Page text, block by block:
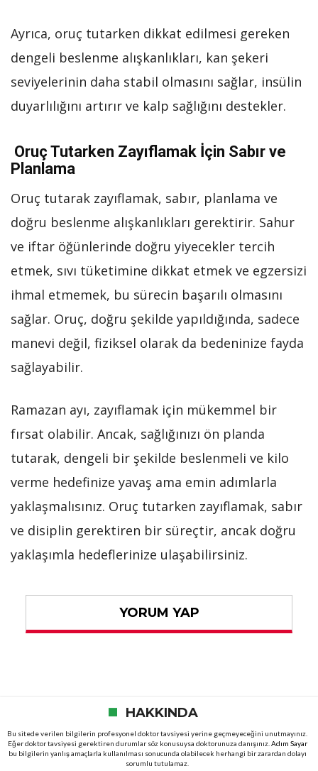
Ayrıca, oruç tutarken dikkat edilmesi gereken
dengeli beslenme alışkanlıkları, kan şekeri
seviyelerinin daha stabil olmasını sağlar, insülin
duyarlılığını artırır ve kalp sağlığını destekler.
Oruç Tutarken Zayıflamak İçin Sabır ve
Planlama
Oruç tutarak zayıflamak, sabır, planlama ve
doğru beslenme alışkanlıkları gerektirir. Sahur
ve iftar öğünlerinde doğru yiyecekler tercih
etmek, sıvı tüketimine dikkat etmek ve egzersizi
ihmal etmemek, bu sürecin başarılı olmasını
sağlar. Oruç, doğru şekilde yapıldığında, sadece
manevi değil, fiziksel olarak da bedeninize fayda
sağlayabilir.
Ramazan ayı, zayıflamak için mükemmel bir
fırsat olabilir. Ancak, sağlığınızı ön planda
tutarak, dengeli bir şekilde beslenmeli ve kilo
verme hedefinize yavaş ama emin adımlarla
yaklaşmalısınız. Oruç tutarken zayıflamak, sabır
ve disiplin gerektiren bir süreçtir, ancak doğru
yaklaşımla hedeflerinize ulaşabilirsiniz.
YORUM YAP
HAKKINDA
Bu sitede verilen bilgilerin profesyonel doktor tavsiyesi yerine geçmeyeceğini unutmayınız.
Eğer doktor tavsiyesi gerektiren durumlar söz konusuysa doktorunuza danışınız. Adım Sayar
bu bilgilerin yanlış amaçlarla kullanılması sonucunda olabilecek herhangi bir zarardan dolayı
sorumlu tutulamaz.